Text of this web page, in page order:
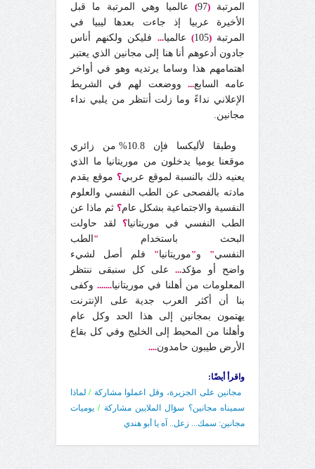
المرتبة (
97
) عالميا وهي المرتبة ما قبل
الأخيرة عربيا إذ جاءت بعدها ليبيا في
المرتبة(
105
) عالميا... فليكن ولكنهم أناس
جادون أدعوهم أنا هنا إلى مجانين الذي يعتبر
اهتمامهم هذا وساما يرتديه وهو في أواخر
عامه السابع... ووضعت لهم في الشريط
الإعلاني نداءً وما زلت أنتظر من يلبي نداء
مجانين.
وطبقا لأليكسا فإن 10.8% من زائري
موقعنا يوميا يدخلون من موريتانيا ما الذي
يعنيه ذلك بالنسبة لموقع عربي؟ موقع يقدم
مادته بالفصحى عن الطب النفسي والعلوم
النفسية والاجتماعية بشكل عام؟ ثم ماذا عن
الطب النفسي في موريتانيا؟ لقد حاولت
البحث باستخدام "الطب
النفسي" و"موريتانيا" فلم أصل لشيء
واضح أو مؤكد... على كل سنبقى ننتظر
المعلومات من أهلنا في موريتانيا.......وكفى
بنا أن أكثر العرب جدية على الإنترنت
يهتمون بمجانين إلى هذا الحد وكل عام
وأهلنا من المحيط إلى الخليج وفي كل بقاع
الأرض طيبون حامدون....
واقرأ أيضًا:
مجانين على الجزيرة، وقل اعملوا مشاركة / لماذا
سميناه مجانين؟ سؤال الملايين مشاركة / يوميات
مجانين: سمك... زعل.. آه يا أبو هندي